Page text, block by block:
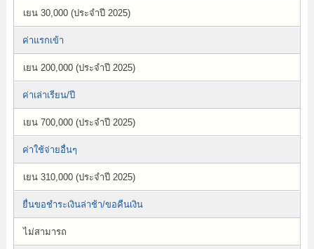
เยน 30,000 (ประจำปี 2025)
ค่าแรกเข้า
เยน 200,000 (ประจำปี 2025)
ค่าเล่าเรียน/ปี
เยน 700,000 (ประจำปี 2025)
ค่าใช้จ่ายอื่นๆ
เยน 310,000 (ประจำปี 2025)
ยื่นขอชำระเงินล่าช้า/ขอคืนเงิน
ไม่สามารถ